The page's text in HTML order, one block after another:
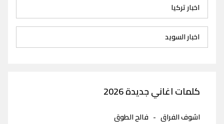
اخبار تركيا
اخبار السويد
كلمات اغاني جديدة 2026
اشوف الفراق - فالح الطوق